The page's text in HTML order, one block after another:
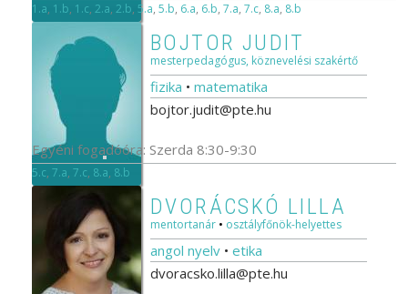
1.a, 1.b, 1.c, 2.a, 2.b, 5.a, 5.b, 6.a, 6.b, 7.a, 7.c, 8.a, 8.b
BOJTOR JUDIT
mesterpedagógus, köznevelési szakértő
fizika • matematika
bojtor.judit@pte.hu
Egyéni fogadóóra: Szerda 8:30-9:30
5.c, 7.a, 7.c, 8.a, 8.b
DVORÁCSKÓ LILLA
mentortanár • osztályfőnök-helyettes
angol nyelv • etika
dvoracsko.lilla@pte.hu